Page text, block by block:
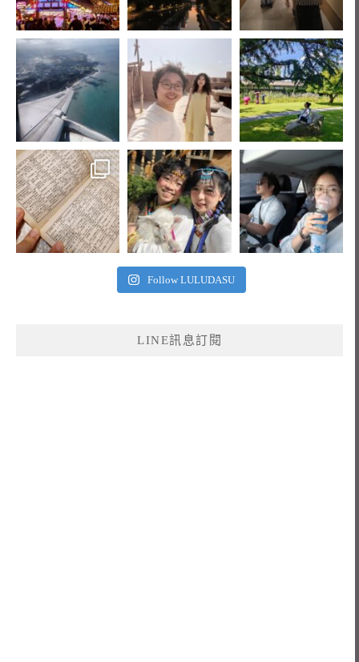
Follow LULUDASU
LINE訊息訂閱